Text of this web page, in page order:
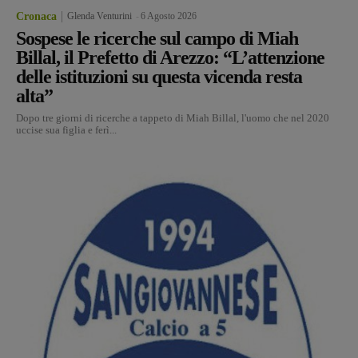
Cronaca Glenda Venturini 6 Agosto 2026
Sospese le ricerche sul campo di Miah
Billal, il Prefetto di Arezzo: “L’attenzione
delle istituzioni su questa vicenda resta
alta”
Dopo tre giorni di ricerche a tappeto di Miah Billal, l'uomo che nel 2020
uccise sua figlia e ferì...